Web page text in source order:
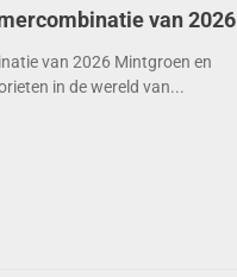
van 2026
van 2026 Mintgroen en
in de wereld van...